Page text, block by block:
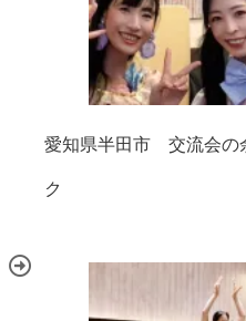
愛知県半田市 交流会の
ク